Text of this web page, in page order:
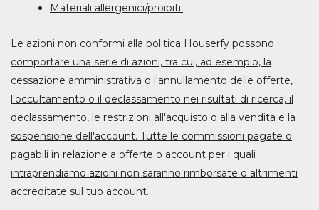
Materiali allergenici/proibiti.
Le azioni non conformi alla politica Houserfy possono
comportare una serie di azioni, tra cui, ad esempio, la
cessazione amministrativa o l'annullamento delle offerte,
l'occultamento o il declassamento nei risultati di ricerca, il
declassamento, le restrizioni all'acquisto o alla vendita e la
sospensione dell'account. Tutte le commissioni pagate o
pagabili in relazione a offerte o account per i quali
intraprendiamo azioni non saranno rimborsate o altrimenti
accreditate sul tuo account.